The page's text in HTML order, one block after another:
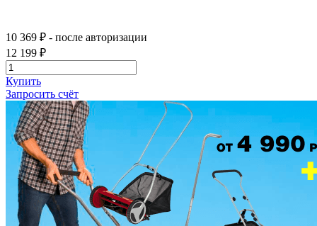
10 369 ₽ - после авторизации
12 199 ₽
Купить
Запросить счёт